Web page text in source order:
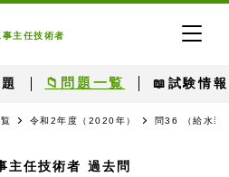
主任技術者
📁問題一覧 📖試験情報
令和2年度（2020年） 問36 （給水装
主任技術者 過去問